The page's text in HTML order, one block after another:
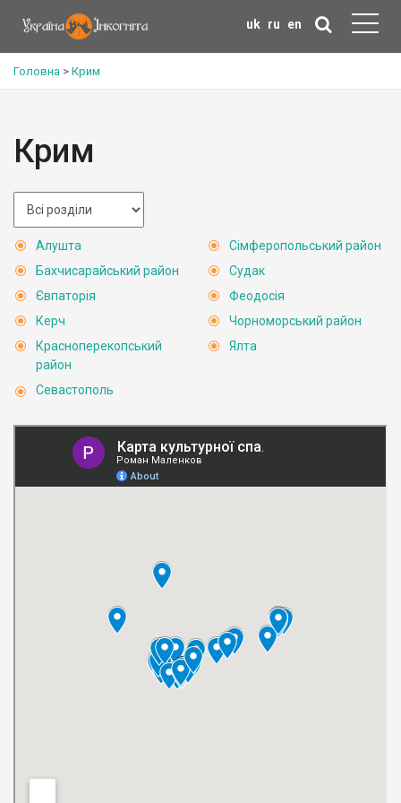
uk ru en
Головна > Крим
Крим
Алушта
Бахчисарайський район
Євпаторія
Керч
Красноперекопський
район
Севастополь
Сімферопольський район
Судак
Феодосія
Чорноморський район
Ялта